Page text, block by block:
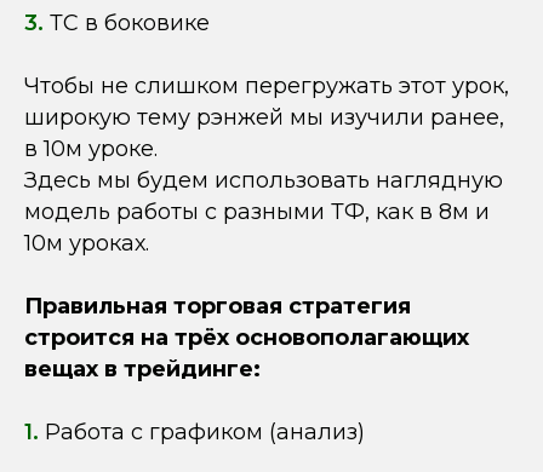
3. ТС в боковике
Чтобы не слишком перегружать этот урок,
широкую тему рэнжей мы изучили ранее,
в 10м уроке.
Здесь мы будем использовать наглядную
модель работы с разными ТФ, как в 8м и
10м уроках.
Правильная торговая стратегия
строится на трёх основополагающих
вещах в трейдинге:
1. Работа с графиком (анализ)